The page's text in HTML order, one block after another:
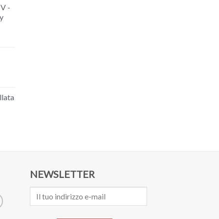
-
NEWSLETTER